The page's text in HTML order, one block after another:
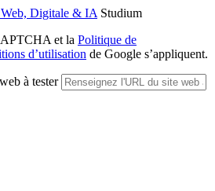
Digitale & IA Studium
et la Politique de
d’utilisation de Google s’appliquent.
à tester